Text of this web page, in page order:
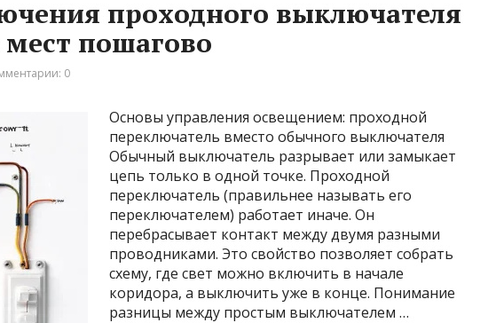
проходного выключателя
мест пошагово
0
Основы управления освещением: проходной
переключатель вместо обычного выключателя
Обычный выключатель разрывает или замыкает
цепь только в одной точке. Проходной
переключатель (правильнее называть его
переключателем) работает иначе. Он
перебрасывает контакт между двумя разными
проводниками. Это свойство позволяет собрать
схему, где свет можно включить в начале
коридора, а выключить уже в конце. Понимание
разницы между простым выключателем …